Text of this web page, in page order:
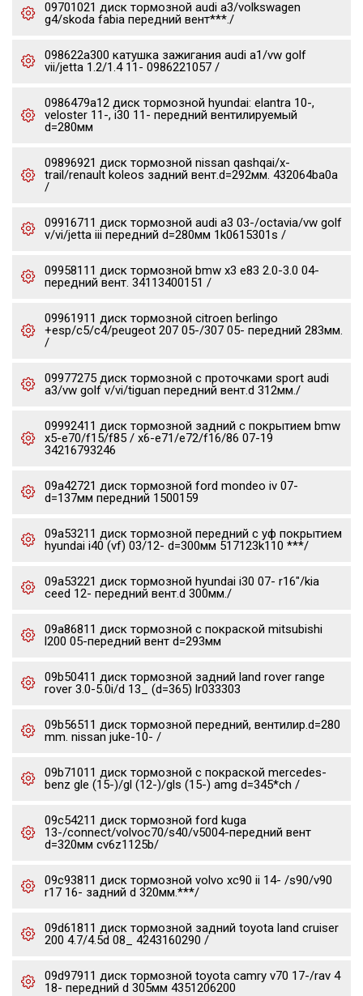
09701021 диск тормозной audi a3/volkswagen
g4/skoda fabia передний вент***./
098622a300 катушка зажигания audi a1/vw golf
vii/jetta 1.2/1.4 11- 0986221057 /
0986479a12 диск тормозной hyundai: elantra 10-,
veloster 11-, i30 11- передний вентилируемый
d=280мм
09896921 диск тормозной nissan qashqai/x-
trail/renault koleos задний вент.d=292мм. 432064ba0a
/
09916711 диск тормозной audi a3 03-/octavia/vw golf
v/vi/jetta iii передний d=280мм 1k0615301s /
09958111 диск тормозной bmw x3 e83 2.0-3.0 04-
передний вент. 34113400151 /
09961911 диск тормозной citroen berlingo
+esp/c5/c4/peugeot 207 05-/307 05- передний 283мм.
/
09977275 диск тормозной c проточками sport audi
a3/vw golf v/vi/tiguan передний вент.d 312мм./
09992411 диск тормозной задний с покрытием bmw
x5-e70/f15/f85 / x6-e71/e72/f16/86 07-19
34216793246
09a42721 диск тормозной ford mondeo iv 07-
d=137мм передний 1500159
09a53211 диск тормозной передний с уф покрытием
hyundai i40 (vf) 03/12- d=300мм 517123k110 ***/
09a53221 диск тормозной hyundai i30 07- r16"/kia
ceed 12- передний вент.d 300мм./
09a86811 диск тормозной с покраской mitsubishi
l200 05-передний вент d=293мм
09b50411 диск тормозной задний land rover range
rover 3.0-5.0i/d 13_ (d=365) lr033303
09b56511 диск тормозной передний, вентилир.d=280
mm. nissan juke-10- /
09b71011 диск тормозной с покраской mercedes-
benz gle (15-)/gl (12-)/gls (15-) amg d=345*ch /
09c54211 диск тормозной ford kuga
13-/connect/volvoc70/s40/v5004-передний вент
d=320мм cv6z1125b/
09c93811 диск тормозной volvo xc90 ii 14- /s90/v90
r17 16- задний d 320мм.***/
09d61811 диск тормозной задний toyota land cruiser
200 4.7/4.5d 08_ 4243160290 /
09d97911 диск тормозной toyota camry v70 17-/rav 4
18- передний d 305мм 4351206200